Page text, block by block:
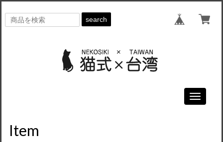
search
Toggle
Item